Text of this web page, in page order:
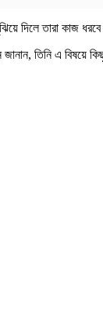
দিলে তারা কাজ
তিনি এ